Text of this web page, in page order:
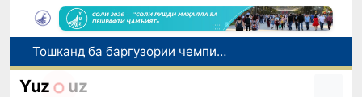
Шаҳрвандони Ӯзбекистон метавонанд дар доираи барномаи H-2A ба корҳои мавсимии кишоварзӣ дар ИМА сафарбар шаванд
Намояндагии Агентии муҳоҷират дар Москва моҳи июл ба зиёда аз 1,8 ҳазор шаҳрванди Ӯзбекистон кумак расонд
Yuz uz